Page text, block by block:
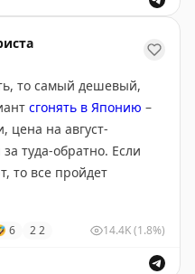
сделать бронь
их в чатике
то самый дешевый,
сгонять в Японию –
цена на август-
туда-обратно. Если
то все пройдет
числе и отмен рейсов из
6 22 14.4K(1.8%)